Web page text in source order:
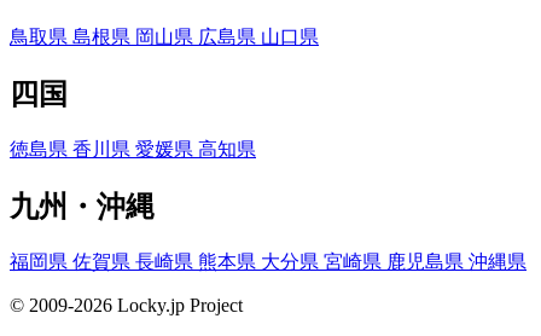
鳥取県 島根県 岡山県 広島県 山口県
四国
徳島県 香川県 愛媛県 高知県
九州・沖縄
福岡県 佐賀県 長崎県 熊本県 大分県 宮崎県 鹿児島県 沖縄県
© 2009-2026 Locky.jp Project